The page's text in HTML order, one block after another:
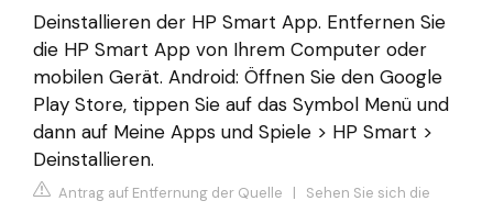
Deinstallieren der HP Smart App. Entfernen Sie
die HP Smart App von Ihrem Computer oder
mobilen Gerät. Android: Öffnen Sie den Google
Play Store, tippen Sie auf das Symbol Menü und
dann auf Meine Apps und Spiele > HP Smart >
Deinstallieren.
Antrag auf Entfernung der Quelle | Sehen Sie sich die